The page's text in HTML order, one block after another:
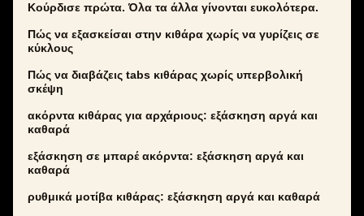
Κούρδισε πρώτα. Όλα τα άλλα γίνονται ευκολότερα.
Πώς να εξασκείσαι στην κιθάρα χωρίς να γυρίζεις σε
κύκλους
Πώς να διαβάζεις tabs κιθάρας χωρίς υπερβολική
σκέψη
ακόρντα κιθάρας για αρχάριους: εξάσκηση αργά και
καθαρά
εξάσκηση σε μπαρέ ακόρντα: εξάσκηση αργά και
καθαρά
ρυθμικά μοτίβα κιθάρας: εξάσκηση αργά και καθαρά